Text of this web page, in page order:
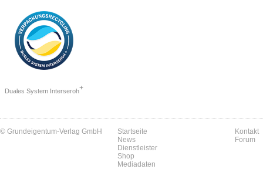
Duales System Interseroh+
© Grundeigentum-Verlag GmbH
Startseite
News
Dienstleister
Shop
Mediadaten
Kontakt
Forum